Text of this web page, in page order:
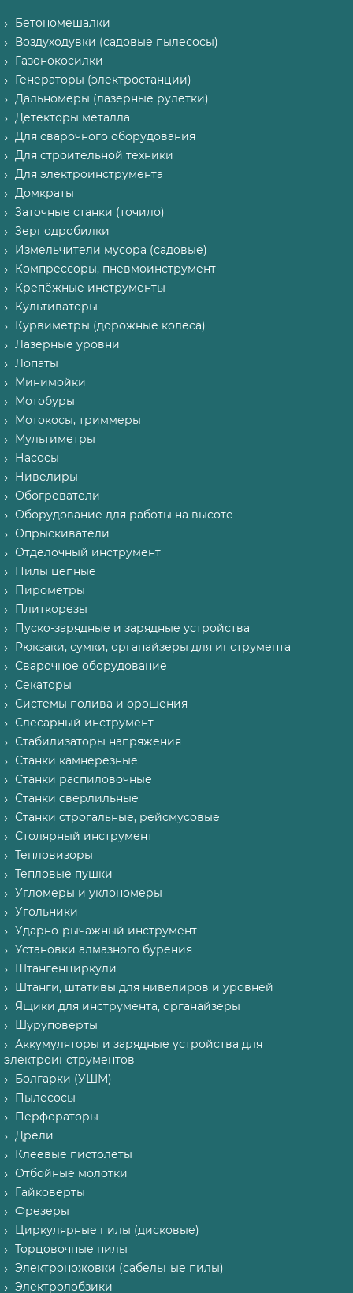
Бетономешалки
Воздуходувки (садовые пылесосы)
Газонокосилки
Генераторы (электростанции)
Дальномеры (лазерные рулетки)
Детекторы металла
Для сварочного оборудования
Для строительной техники
Для электроинструмента
Домкраты
Заточные станки (точило)
Зернодробилки
Измельчители мусора (садовые)
Компрессоры, пневмоинструмент
Крепёжные инструменты
Культиваторы
Курвиметры (дорожные колеса)
Лазерные уровни
Лопаты
Минимойки
Мотобуры
Мотокосы, триммеры
Мультиметры
Насосы
Нивелиры
Обогреватели
Оборудование для работы на высоте
Опрыскиватели
Отделочный инструмент
Пилы цепные
Пирометры
Плиткорезы
Пуско-зарядные и зарядные устройства
Рюкзаки, сумки, органайзеры для инструмента
Сварочное оборудование
Секаторы
Системы полива и орошения
Слесарный инструмент
Стабилизаторы напряжения
Станки камнерезные
Станки распиловочные
Станки сверлильные
Станки строгальные, рейсмусовые
Столярный инструмент
Тепловизоры
Тепловые пушки
Угломеры и уклономеры
Угольники
Ударно-рычажный инструмент
Установки алмазного бурения
Штангенциркули
Штанги, штативы для нивелиров и уровней
Ящики для инструмента, органайзеры
Шуруповерты
Аккумуляторы и зарядные устройства для
электроинструментов
Болгарки (УШМ)
Пылесосы
Перфораторы
Дрели
Клеевые пистолеты
Отбойные молотки
Гайковерты
Фрезеры
Циркулярные пилы (дисковые)
Торцовочные пилы
Электроножовки (сабельные пилы)
Электролобзики